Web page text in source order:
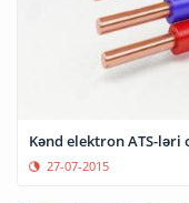
Kənd elektron ATS-
27-07-2015